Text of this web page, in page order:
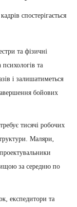
спостерігається
та фізичні
та
і залишатиметься
бойових
тисячі робочих
Маляри,
за середню по
експедитори та